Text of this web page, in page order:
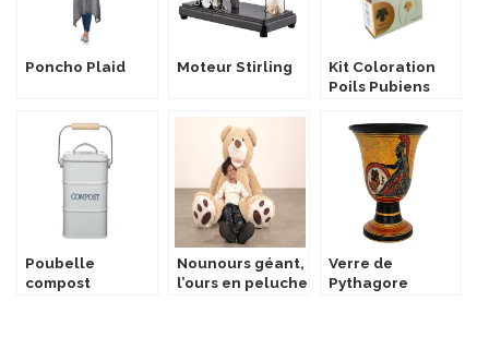
Poncho Plaid Moteur Stirling
Kit Coloration
Poils Pubiens
Poubelle
compost
Nounours géant,
l’ours en peluche
Verre de
Pythagore